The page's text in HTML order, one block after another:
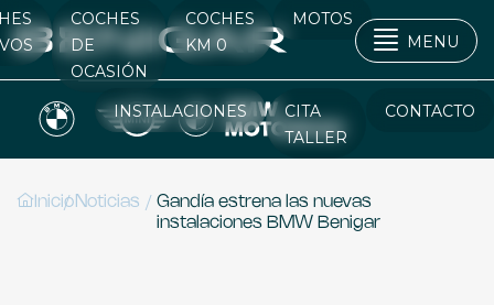
COCHES
DE
OCASIÓN
COCHES
KM 0
MOTOS
MENU
INSTALACIONES
CITA
TALLER
CONTACTO
Inicio
/ Noticias / Gandía estrena las nuevas
instalaciones BMW Benigar